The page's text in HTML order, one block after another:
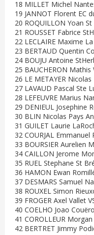
18 MILLET Michel
19 JANNOT Florent EC
20 ROQUILLON Yoan St
21 ROUSSET Fabrice
22 LECLAIRE Maxime
23 BERTAUD Quentin
24 BOUJU Antoine
25 BAUCHERON Mathis
26 LE METAYER
27 LAVAUD Pascal Ste
28 LEFEUVRE Marius
29 DENIEUL Josephine
30 BLIN Nicolas Pays
31 GUILET Laurie
32 COURJAL Emmanuel
33 BOURSIER Aurelien
34 CAILLON Jerome
35 RUEL Stephane St
36 HAMON Ewan
37 DESMARS Samuel
38 ROUXEL Simon
39 FROGER Axel Vallet
40 COELHO Joao
41 COROLLEUR
42 BERTRET Jimmy